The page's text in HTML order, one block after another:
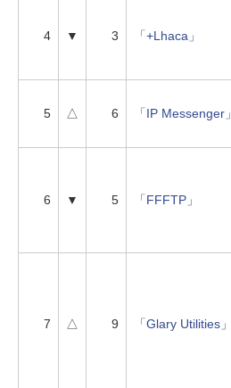
4 ▼ 3 「+Lhaca」
5 △ 6 「IP Messenger」
6 ▼ 5 「FFFTP」
7 △ 9 「Glary Utilities」